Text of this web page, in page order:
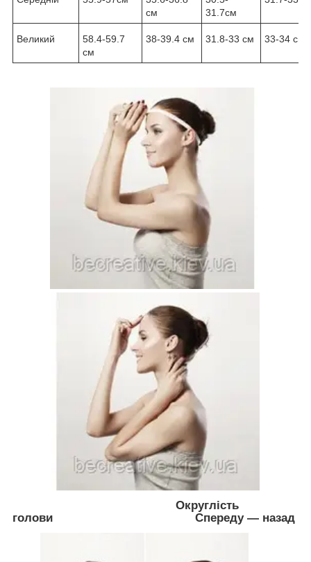
cм
31.7cм
Великий
58.4-59.7
см
38-39.4 см 31.8-33 cм 33-34 cм
Округлість
голови
Спереду — назад